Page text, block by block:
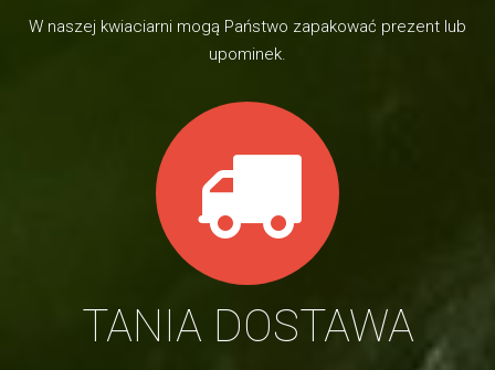
W naszej kwiaciarni mogą Państwo zapakować prezent lub
upominek.
TANIA DOSTAWA